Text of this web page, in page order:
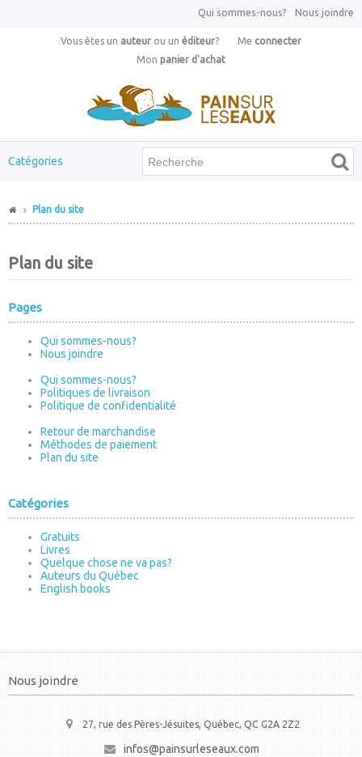
Qui sommes-nous? Nous joindre
Vous êtes un auteur ou un éditeur? Me connecter
Mon panier d'achat
Catégories
Plan du site
Plan du site
Pages
Qui sommes-nous?
Nous joindre
Qui sommes-nous?
Politiques de livraison
Politique de confidentialité
Retour de marchandise
Méthodes de paiement
Plan du site
Catégories
Gratuits
Livres
Quelque chose ne va pas?
Auteurs du Québec
English books
Nous joindre
27, rue des Pères-Jésuites, Québec, QC G2A 2Z2
infos@painsurleseaux.com